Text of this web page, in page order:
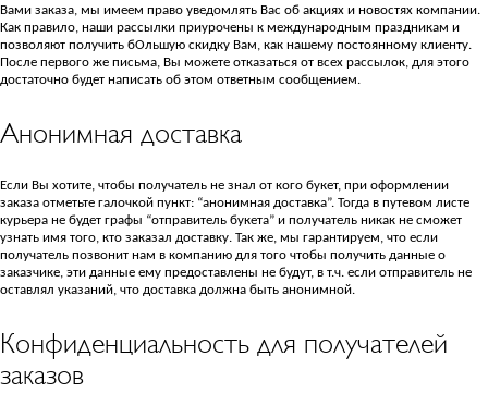
Вами заказа, мы имеем право уведомлять Вас об акциях и новостях компании.
Как правило, наши рассылки приурочены к международным праздникам и
позволяют получить бОльшую скидку Вам, как нашему постоянному клиенту.
После первого же письма, Вы можете отказаться от всех рассылок, для этого
достаточно будет написать об этом ответным сообщением.
Анонимная доставка
Если Вы хотите, чтобы получатель не знал от кого букет, при оформлении
заказа отметьте галочкой пункт: “анонимная доставка”. Тогда в путевом листе
курьера не будет графы “отправитель букета” и получатель никак не сможет
узнать имя того, кто заказал доставку. Так же, мы гарантируем, что если
получатель позвонит нам в компанию для того чтобы получить данные о
заказчике, эти данные ему предоставлены не будут, в т.ч. если отправитель не
оставлял указаний, что доставка должна быть анонимной.
Конфиденциальность для получателей
заказов